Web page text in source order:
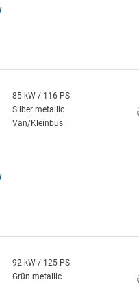
85 kW / 116 PS
Silber metallic
Van/Kleinbus
92 kW / 125 PS
Grün metallic